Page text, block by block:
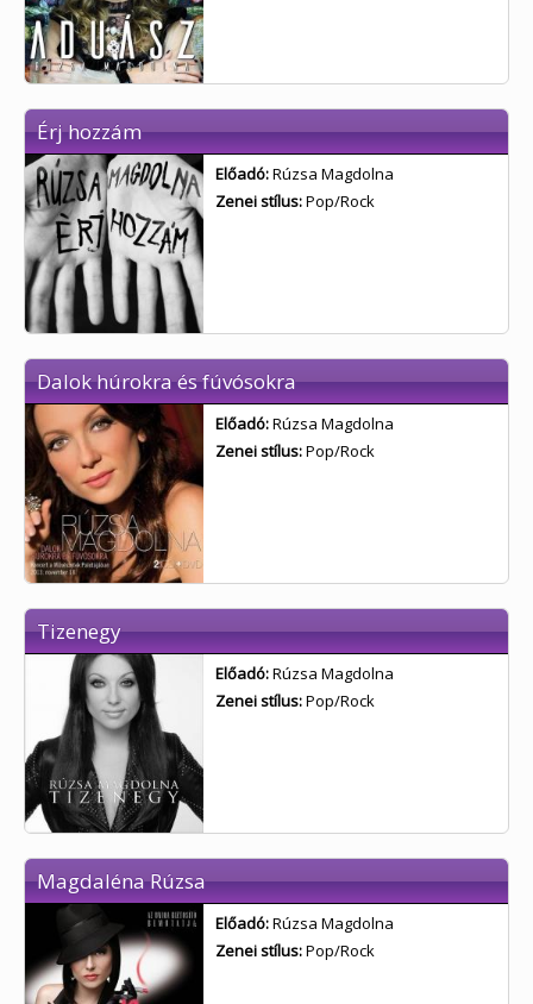
Érj hozzám
Előadó:Rúzsa Magdolna
Zenei stílus:Pop/Rock
Dalok húrokra és fúvósokra
Előadó:Rúzsa Magdolna
Zenei stílus:Pop/Rock
Tizenegy
Előadó:Rúzsa Magdolna
Zenei stílus:Pop/Rock
Magdaléna Rúzsa
Előadó:Rúzsa Magdolna
Zenei stílus:Pop/Rock